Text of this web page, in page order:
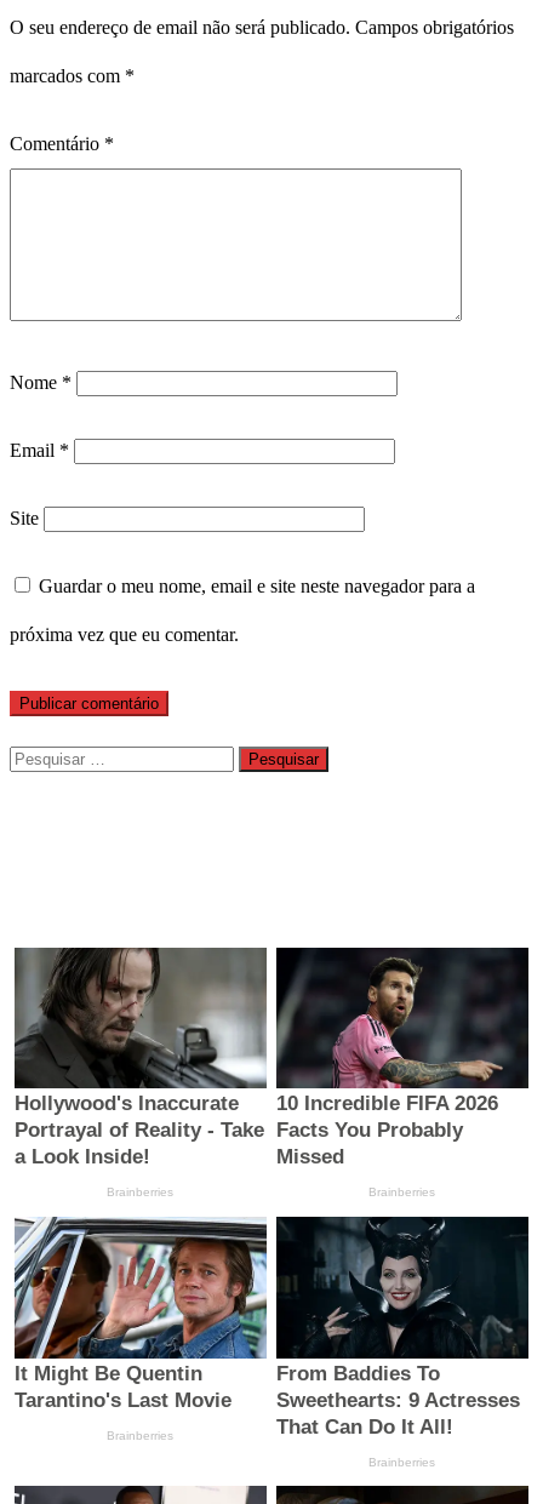
O seu endereço de email não será publicado. Campos obrigatórios
marcados com *
Comentário *
Nome *
Email *
Site
Guardar o meu nome, email e site neste navegador para a
próxima vez que eu comentar.
Pesquisar
por: